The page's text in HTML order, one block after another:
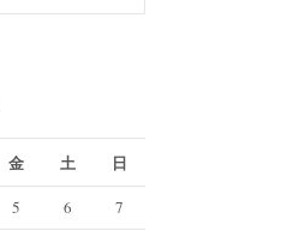
金 土 日
5 6
7